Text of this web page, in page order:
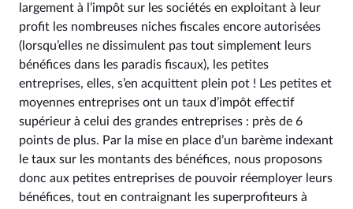
largement à l’impôt sur les sociétés en exploitant à leur
profit les nombreuses niches fiscales encore autorisées
(lorsqu’elles ne dissimulent pas tout simplement leurs
bénéfices dans les paradis fiscaux), les petites
entreprises, elles, s’en acquittent plein pot ! Les petites et
moyennes entreprises ont un taux d’impôt effectif
supérieur à celui des grandes entreprises : près de 6
points de plus. Par la mise en place d’un barème indexant
le taux sur les montants des bénéfices, nous proposons
donc aux petites entreprises de pouvoir réemployer leurs
bénéfices, tout en contraignant les superprofiteurs à